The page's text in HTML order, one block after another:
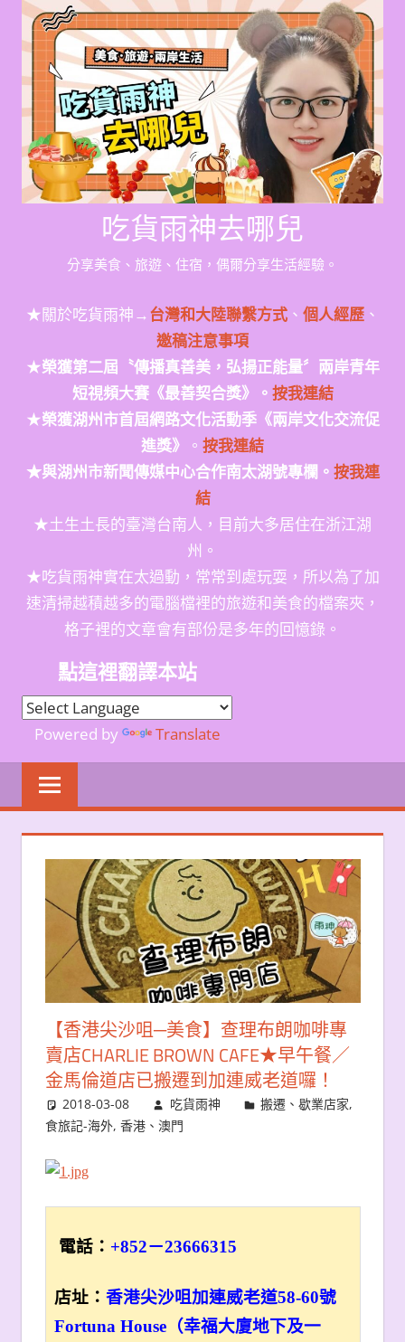
Skip
content
吃貨雨神去哪兒
分享美食、旅遊、住宿，偶爾分享生活經驗。
★關於吃貨雨神→台灣和大陸聯繫方式、 個人經歷、
邀稿注意事項
★榮獲第二屆〝傳播真善美，弘揚正能量〞兩岸青年
短視頻大賽《最善契合獎》。 按我連結
★榮獲湖州市首屆網路文化活動季《兩岸文化交流促
進獎》
。 按我連結
★與湖州市新聞傳媒中心合作南太湖號專欄。 按我連
結
★土生土長的臺灣台南人，目前大多居住在浙江湖
州。
★吃貨雨神實在太過動，常常到處玩耍，所以為了加
速清掃越積越多的電腦檔裡的旅遊和美食的檔案夾，
格子裡的文章會有部份是多年的回憶錄。
點這裡翻譯本站
Powered by Translate
【香港尖沙咀─美食】查理布朗咖啡專
賣店CHARLIE BROWN CAFE★早午餐／
金馬倫道店已搬遷到加連威老道囉！
2018-03-08 吃貨雨神 搬遷、歇業店家,
食旅記-海外, 香港、澳門
電話： +852－23666315
店址：香港尖沙咀加連威老道58-60號
Fortuna House（幸福大廈地下及一